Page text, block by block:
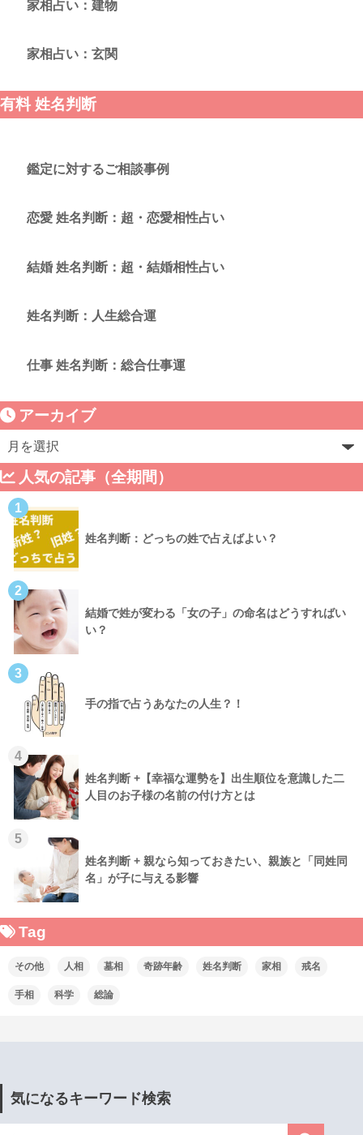
家相占い：建物
家相占い：玄関
有料 姓名判断
鑑定に対するご相談事例
恋愛 姓名判断：超・恋愛相性占い
結婚 姓名判断：超・結婚相性占い
姓名判断：人生総合運
仕事 姓名判断：総合仕事運
アーカイブ
人気の記事（全期間）
1
姓名判断：どっちの姓で占えばよい？
2
結婚で姓が変わる「女の子」の命名はどうすればい
い？
3
手の指で占うあなたの人生？！
4
姓名判断 +【幸福な運勢を】出生順位を意識した二
人目のお子様の名前の付け方とは
5
姓名判断 + 親なら知っておきたい、親族と「同姓同
名」が子に与える影響
Tag
その他 人相 墓相 奇跡年齢 姓名判断 家相 戒名
手相 科学 総論
気になるキーワード検索